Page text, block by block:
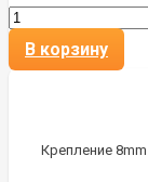
В корзину
Крепление 8mm